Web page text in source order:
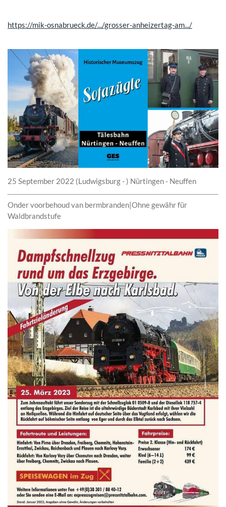
https://mik-osnabrueck.de/.../grosser-anheizertag-am.../
25 September 2022 (Ludwigsburg - ) Nürtingen - Neuffen
Onder voorbehoud van bermbranden|Ohne gewähr für
Waldbrandstufe